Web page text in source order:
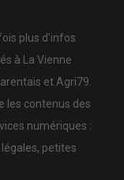
plus d’infos
à La Vienne
et Agri79.
les contenus des
numériques :
petites